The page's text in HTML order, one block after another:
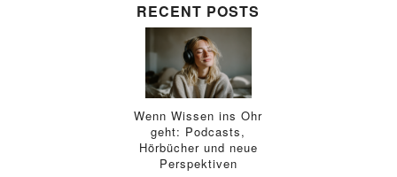
RECENT POSTS
Wenn Wissen ins Ohr
geht: Podcasts,
Hörbücher und neue
Perspektiven